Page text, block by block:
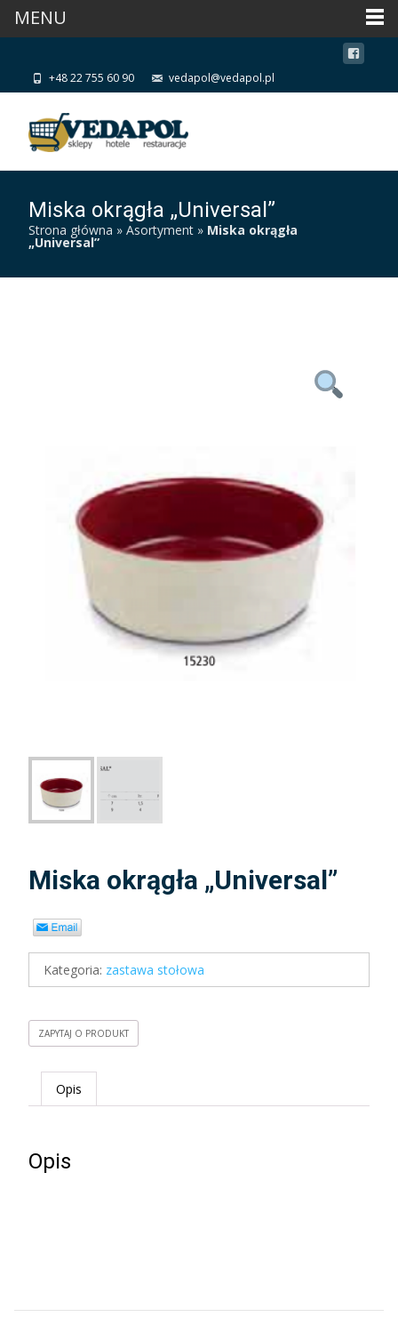
+48 22 755 60 90 vedapol@vedapol.pl
Miska okrągła „Universal”
Strona główna » Asortyment » Miska okrągła
„Universal”
Miska okrągła „Universal”
Kategoria: zastawa stołowa
ZAPYTAJ O PRODUKT
Opis
Opis
MENU